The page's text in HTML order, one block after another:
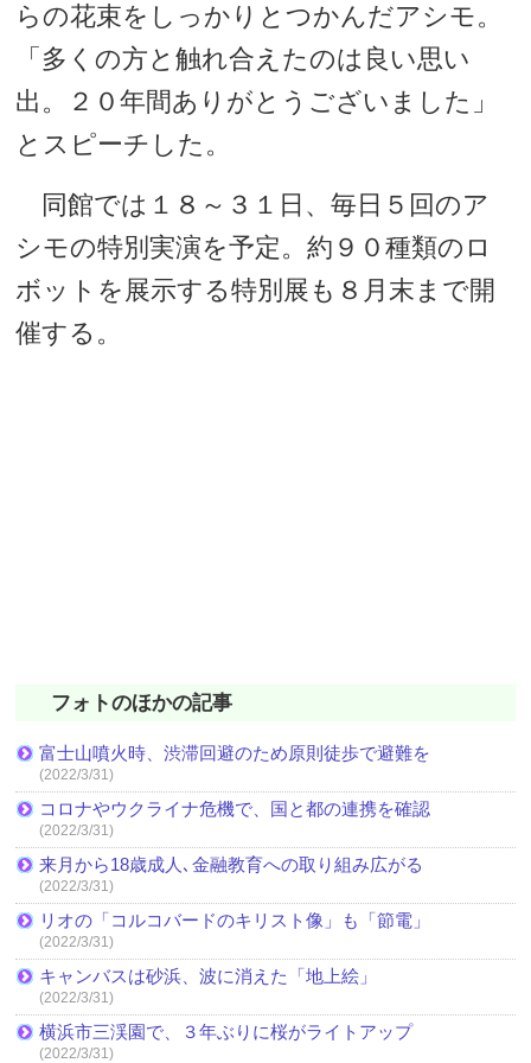
らの花束をしっかりとつかんだアシモ。
「多くの方と触れ合えたのは良い思い
出。２０年間ありがとうございました」
とスピーチした。
同館では１８～３１日、毎日５回のア
シモの特別実演を予定。約９０種類のロ
ボットを展示する特別展も８月末まで開
催する。
フォトのほかの記事
富士山噴火時、渋滞回避のため原則徒歩で避難を
(2022/3/31)
コロナやウクライナ危機で、国と都の連携を確認
(2022/3/31)
来月から18歳成人､金融教育への取り組み広がる
(2022/3/31)
リオの「コルコバードのキリスト像」も「節電」
(2022/3/31)
キャンバスは砂浜、波に消えた「地上絵」
(2022/3/31)
横浜市三渓園で、３年ぶりに桜がライトアップ
(2022/3/31)